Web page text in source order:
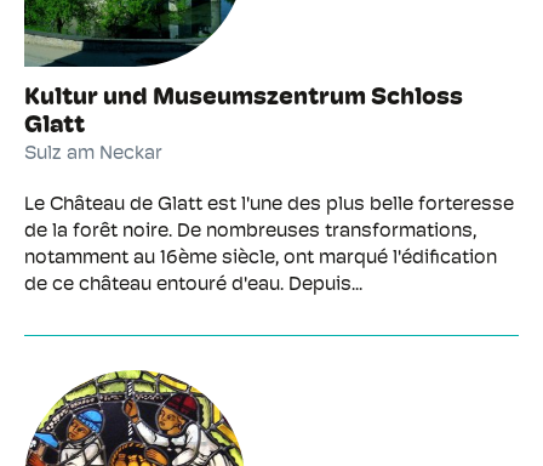
Kultur und Museumszentrum Schloss
Glatt
Sulz am Neckar
Le Château de Glatt est l'une des plus belle forteresse
de la forêt noire. De nombreuses transformations,
notamment au 16ème siècle, ont marqué l'édification
de ce château entouré d'eau. Depuis...